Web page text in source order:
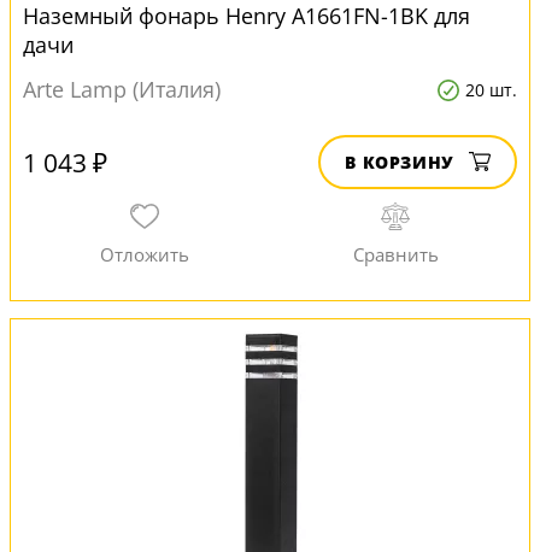
Наземный фонарь Henry A1661FN-1BK для
дачи
Arte Lamp (Италия)
20 шт.
1 043 ₽ В КОРЗИНУ